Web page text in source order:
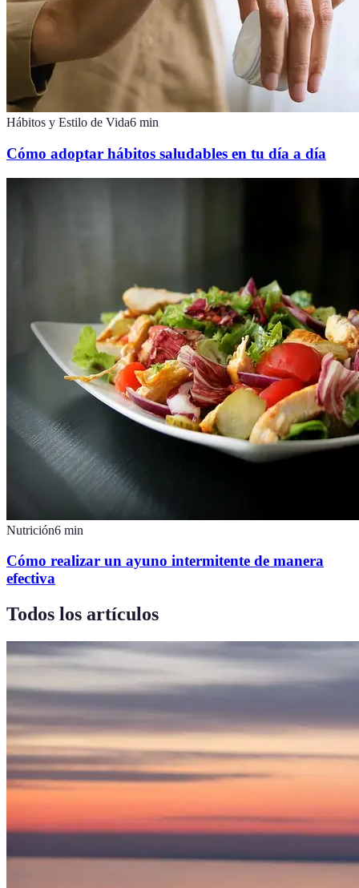
Hábitos y Estilo de Vida6 min
Cómo adoptar hábitos saludables en tu día a día
Nutrición6 min
Cómo realizar un ayuno intermitente de manera
efectiva
Todos los artículos